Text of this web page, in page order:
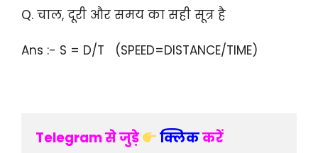
Q. चाल, दूरी और समय का सही सूत्र है
Ans :- S = D/T (SPEED=DISTANCE/TIME)
Telegram से जुड़े क्लिक करें